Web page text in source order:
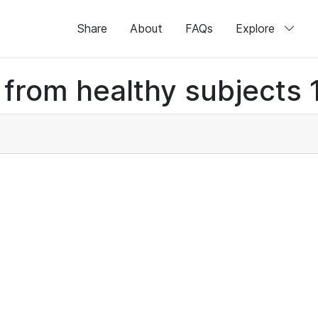
Share About FAQs Explore
healthy subjects